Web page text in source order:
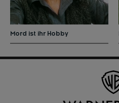
Mord ist ihr Hobby